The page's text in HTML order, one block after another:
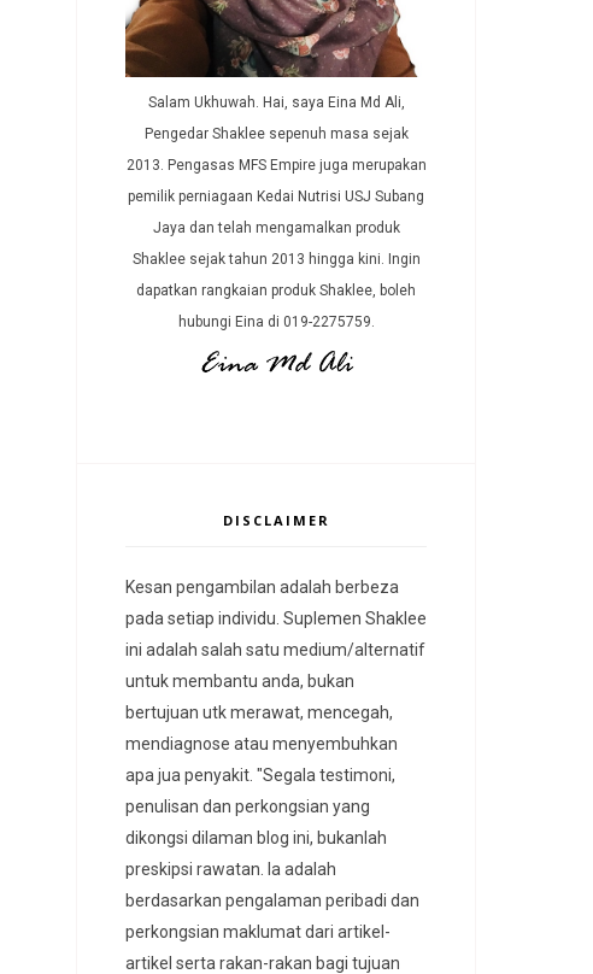
Salam Ukhuwah. Hai, saya Eina Md Ali,
Pengedar Shaklee sepenuh masa sejak
2013. Pengasas MFS Empire juga merupakan
pemilik perniagaan Kedai Nutrisi USJ Subang
Jaya dan telah mengamalkan produk
Shaklee sejak tahun 2013 hingga kini. Ingin
dapatkan rangkaian produk Shaklee, boleh
hubungi Eina di 019-2275759.
DISCLAIMER
Kesan pengambilan adalah berbeza
pada setiap individu. Suplemen Shaklee
ini adalah salah satu medium/alternatif
untuk membantu anda, bukan
bertujuan utk merawat, mencegah,
mendiagnose atau menyembuhkan
apa jua penyakit. "Segala testimoni,
penulisan dan perkongsian yang
dikongsi dilaman blog ini, bukanlah
preskipsi rawatan. Ia adalah
berdasarkan pengalaman peribadi dan
perkongsian maklumat dari artikel-
artikel serta rakan-rakan bagi tujuan